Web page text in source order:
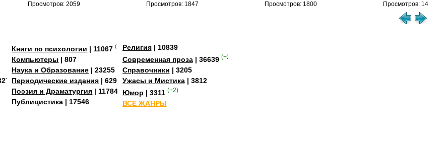
Просмотров: 2059 Просмотров: 1847 Просмотров: 1800 Просмотров: 1462
Книги по психологии | 11067 (+2)
Компьютеры | 807
Наука и Образование | 23255
Периодические издания | 629
Поэзия и Драматургия | 11784
Публицистика | 17546
Религия| 10839
Современная проза| 36639 (+2)
Справочники | 3205
Ужасы и Мистика| 3812
Юмор | 3311 (+2)
ВСЕ ЖАНРЫ